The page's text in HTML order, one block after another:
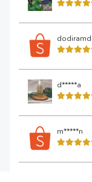
d*****a
m*****n